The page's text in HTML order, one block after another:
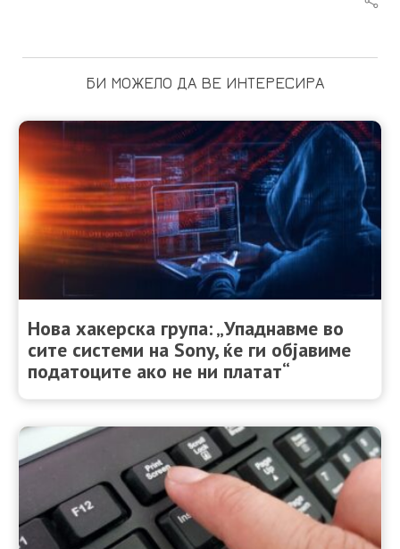
БИ МОЖЕЛО ДА ВЕ ИНТЕРЕСИРА
Нова хакерска група: „Упаднавме во
сите системи на Sony, ќе ги објавиме
податоците ако не ни платат“